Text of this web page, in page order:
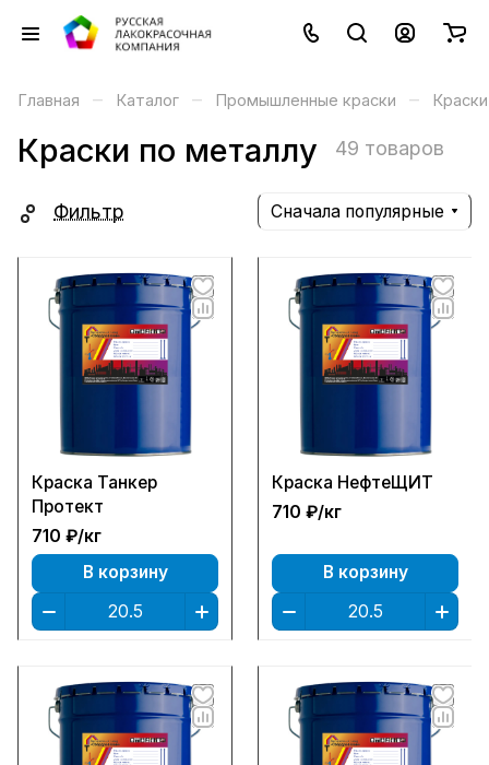
Главная – Каталог – Промышленные краски –
Краски по металлу 49 товаров
Фильтр Сначала популярные
Краска Танкер
Протект
710 ₽/кг
В корзину
Краска НефтеЩИТ
710 ₽/кг
В корзину